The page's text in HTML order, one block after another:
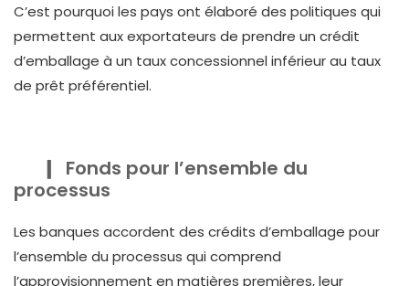
C’est pourquoi les pays ont élaboré des politiques qui
permettent aux exportateurs de prendre un crédit
d’emballage à un taux concessionnel inférieur au taux
de prêt préférentiel.
Fonds pour l’ensemble du
processus
Les banques accordent des crédits d’emballage pour
l’ensemble du processus qui comprend
l’approvisionnement en matières premières, leur